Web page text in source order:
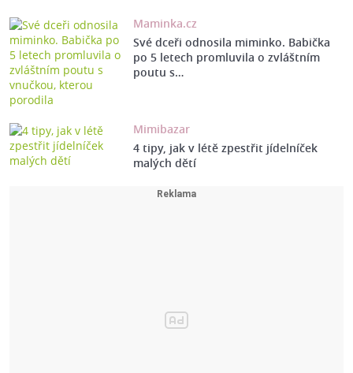
Maminka.cz
Své dceři odnosila miminko. Babička
po 5 letech promluvila o zvláštním
poutu s…
Mimibazar
4 tipy, jak v létě zpestřit jídelníček
malých dětí